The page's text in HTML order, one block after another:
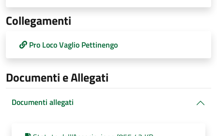
Collegamenti
Pro Loco Vaglio Pettinengo
Documenti e Allegati
Documenti allegati